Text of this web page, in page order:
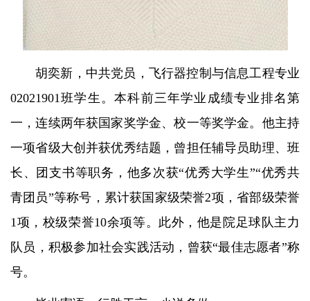
胡奕新，中共党员，飞行器控制与信息工程专业
02021901班学生。本科前三年学业成绩专业排名第
一，连续两年获国家奖学金、校一等奖学金。他主持
一项省级大创并获优秀结题，曾担任辅导员助理、班
长、团支书等职务，他多次获“优秀大学生”“优秀共
青团员”等称号，累计获国家级荣誉2项，省部级荣誉
1项，校级荣誉10余项等。此外，他是院足球队主力
队员，积极参加社会实践活动，曾获“最佳志愿者”称
号。